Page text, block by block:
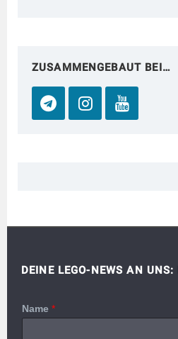
ZUSAMMENGEBAUT BEI…
DEINE LEGO-NEWS AN UNS:
Name *